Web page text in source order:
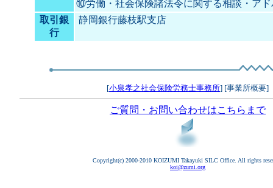
⑩労働・社会保険諸法令に関する相談・
取引銀
行
静岡銀行藤枝駅支店
[小泉孝之社会保険労務士事務所] [事業所概要]
ご質問・お問い合わせはこちらまで
Copyright(c) 2000-2010 KOIZUMI Takayuki SILC Office. All rights
koi@zumi.org